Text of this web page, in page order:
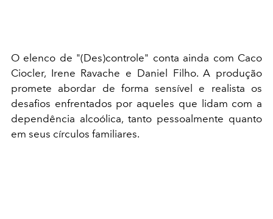
O elenco de "(Des)controle" conta ainda com Caco
Ciocler, Irene Ravache e Daniel Filho. A produção
promete abordar de forma sensível e realista os
desafios enfrentados por aqueles que lidam com a
dependência alcoólica, tanto pessoalmente quanto
em seus círculos familiares.​